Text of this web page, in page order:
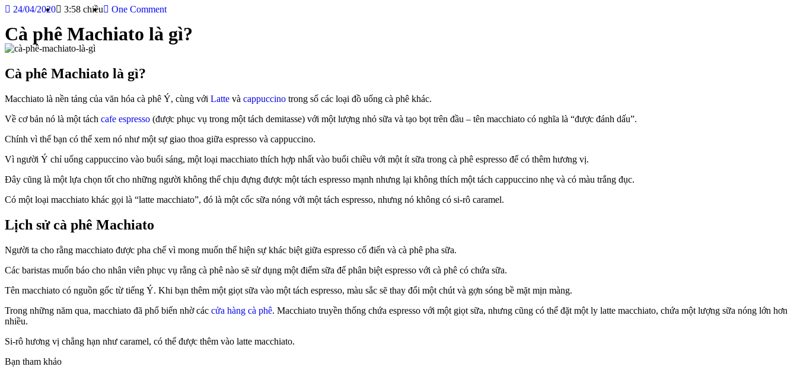
24/04/2020 3:58 chiều One Comment
Cà phê Machiato là gì?
Cà phê Machiato là gì?
Macchiato là nền tảng của văn hóa cà phê Ý, cùng với Latte và cappuccino trong số các loại đồ uống cà phê khác.
Về cơ bản nó là một tách cafe espresso (được phục vụ trong một tách demitasse) với một lượng nhỏ sữa và tạo bọt trên đầu – tên macchiato có nghĩa là “được đánh dấu”.
Chính vì thế bạn có thể xem nó như một sự giao thoa giữa espresso và cappuccino.
Vì người Ý chỉ uống cappuccino vào buổi sáng, một loại macchiato thích hợp nhất vào buổi chiều với một ít sữa trong cà phê espresso để có thêm hương vị.
Đây cũng là một lựa chọn tốt cho những người không thể chịu đựng được một tách espresso mạnh nhưng lại không thích một tách cappuccino nhẹ và có màu trắng đục.
Có một loại macchiato khác gọi là “latte macchiato”, đó là một cốc sữa nóng với một tách espresso, nhưng nó không có si-rô caramel.
Lịch sử cà phê Machiato
Người ta cho rằng macchiato được pha chế vì mong muốn thể hiện sự khác biệt giữa espresso cổ điển và cà phê pha sữa.
Các baristas muốn báo cho nhân viên phục vụ rằng cà phê nào sẽ sử dụng một điểm sữa để phân biệt espresso với cà phê có chứa sữa.
Tên macchiato có nguồn gốc từ tiếng Ý. Khi bạn thêm một giọt sữa vào một tách espresso, màu sắc sẽ thay đổi một chút và gợn sóng bề mặt mịn màng.
Trong những năm qua, macchiato đã phổ biến nhờ các cửa hàng cà phê. Macchiato truyền thống chứa espresso với một giọt sữa, nhưng cũng có thể đặt một ly latte macchiato, chứa một lượng sữa nóng lớn hơn
nhiều.
Si-rô hương vị chẳng hạn như caramel, có thể được thêm vào latte macchiato.
Bạn tham khảo